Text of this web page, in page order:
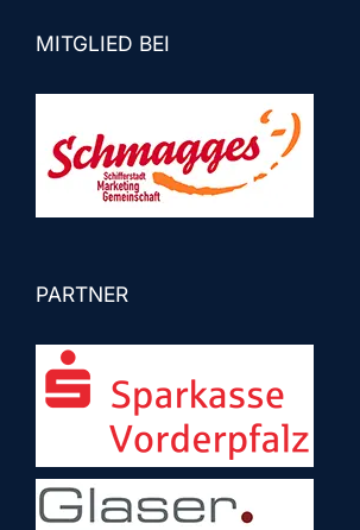
MITGLIED BEI
PARTNER